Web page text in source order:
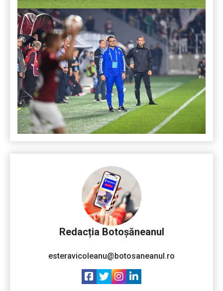
Redacția Botoșăneanul
esteravicoleanu@botosaneanul.ro